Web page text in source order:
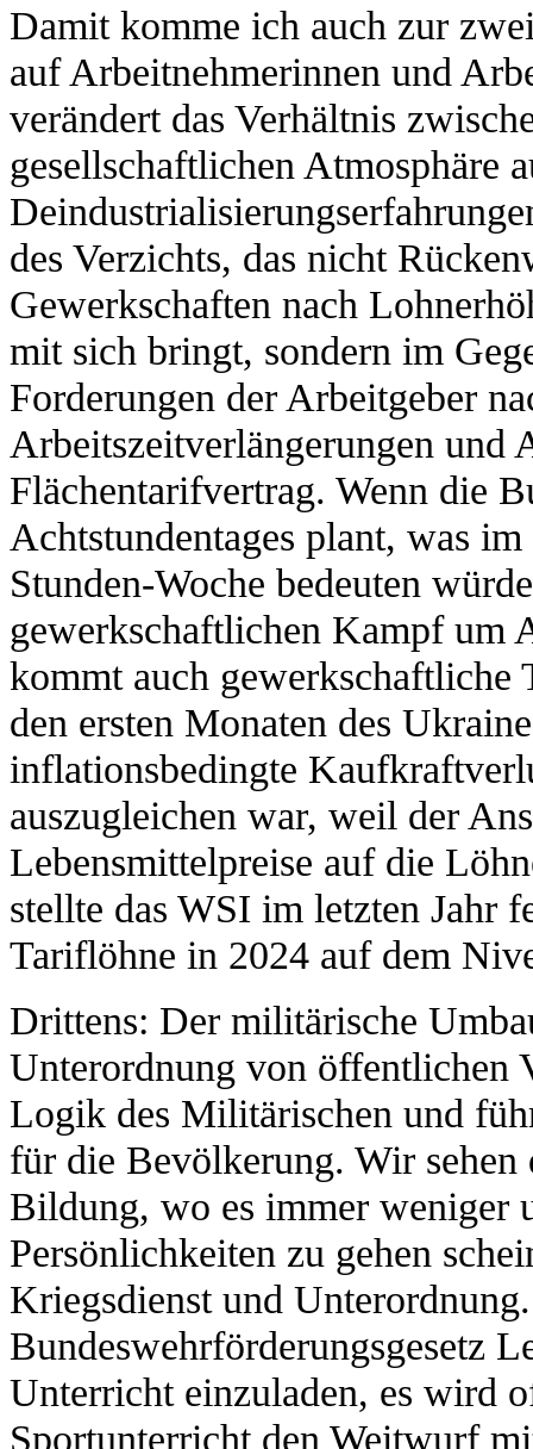
Damit komme ich auch zur
auf Arbeitnehmerinnen und
verändert das Verhältnis
gesellschaftlichen Atmosphäre
des Verzichts, das nicht
Gewerkschaften nach
mit sich bringt, sondern im
Forderungen der Arbeitgeber
Arbeitszeitverlängerungen und
Flächentarifvertrag. Wenn die
Achtstundentages plant, was
Stunden-Woche bedeuten
gewerkschaftlichen Kampf um
kommt auch
den ersten Monaten des
inflationsbedingte
auszugleichen war, weil der
Lebensmittelpreise auf die
stellte das WSI im letzten Jahr
Tariflöhne in 2024 auf dem
Drittens: Der militärische
Unterordnung von öffentlichen
Logik des Militärischen und
für die Bevölkerung. Wir
Bildung, wo es immer weniger
Persönlichkeiten zu gehen
Kriegsdienst und
Bundeswehrförderungsgesetz
Unterricht einzuladen, es wird
Sportunterricht den Weitwurf